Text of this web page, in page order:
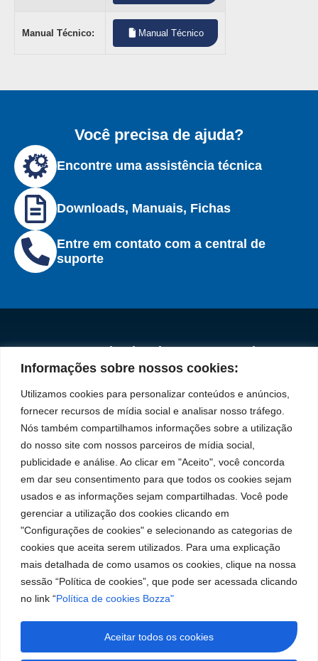
Informações sobre nossos cookies:
Utilizamos cookies para personalizar conteúdos e anúncios,
fornecer recursos de mídia social e analisar nosso tráfego.
Nós também compartilhamos informações sobre a utilização
do nosso site com nossos parceiros de mídia social,
publicidade e análise. Ao clicar em "Aceito", você concorda
em dar seu consentimento para que todos os cookies sejam
usados e as informações sejam compartilhadas. Você pode
gerenciar a utilização dos cookies clicando em
"Configurações de cookies" e selecionando as categorias de
cookies que aceita serem utilizados. Para uma explicação
mais detalhada de como usamos os cookies, clique na nossa
sessão “Política de cookies”, que pode ser acessada clicando
no link “Política de cookies Bozza"
Aceitar todos os cookies
Manual Técnico: Manual Técnico
Você precisa de ajuda?
Encontre uma assistência técnica
Downloads, Manuais, Fichas
Entre em contato com a central de
suporte
líder
em
fabricação
de
equipamentos
para
lubrificação
e
abastecimento
da
América
Sul.
Privacidade
de
Cookies
Institucional
Produtos
Assistências
Seja um
Trabalhe
Localização
Rua Tiradentes,
931 – Anexo
Anita Franchini,
50/96
Bairro: Santa
Terezinha
São Bernardo
do Campo – SP
CEP: 09780-
001
Conosco
5050
Redes
Sociais
Youtube
Instagram